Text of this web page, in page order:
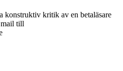
konstruktiv kritik av en betaläsare
till